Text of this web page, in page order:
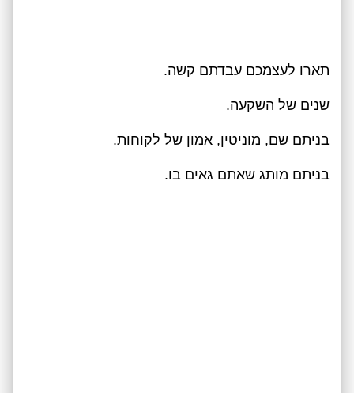
תארו לעצמכם עבדתם קשה.
שנים של השקעה.
בניתם שם, מוניטין, אמון של לקוחות.
בניתם מותג שאתם גאים בו.